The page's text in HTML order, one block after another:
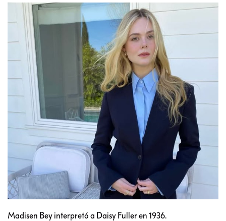
Madisen Bey interpretó a Daisy Fuller en 1936.